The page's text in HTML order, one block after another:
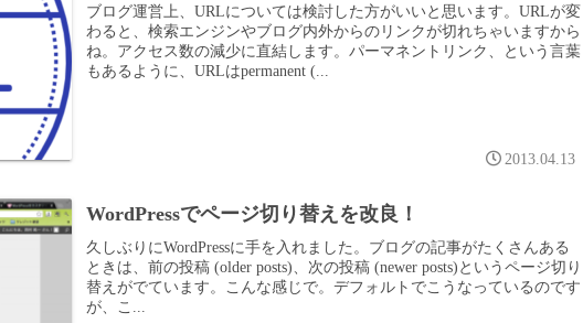
ブログ運営上、URLについては検討した方がいいと思います。URLが変
わると、検索エンジンやブログ内外からのリンクが切れちゃいますから
ね。アクセス数の減少に直結します。パーマネントリンク、という言葉
もあるように、URLはpermanent (...
2013.04.13
WordPressでページ切り替えを改良！
久しぶりにWordPressに手を入れました。ブログの記事がたくさんある
ときは、前の投稿 (older posts)、次の投稿 (newer posts)というページ切り
替えがでています。こんな感じで。デフォルトでこうなっているのです
が、こ...